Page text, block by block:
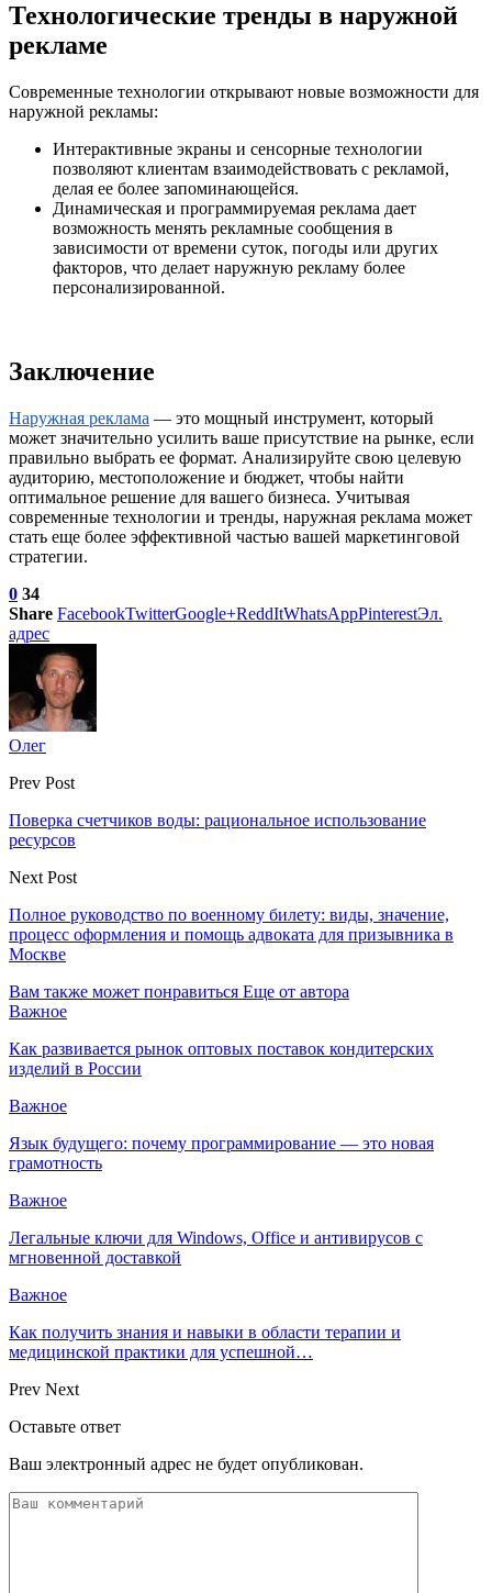
Технологические тренды в наружной
рекламе
Современные технологии открывают новые возможности для
наружной рекламы:
Интерактивные экраны и сенсорные технологии
позволяют клиентам взаимодействовать с рекламой,
делая ее более запоминающейся.
Динамическая и программируемая реклама дает
возможность менять рекламные сообщения в
зависимости от времени суток, погоды или других
факторов, что делает наружную рекламу более
персонализированной.
Заключение
Наружная реклама — это мощный инструмент, который
может значительно усилить ваше присутствие на рынке, если
правильно выбрать ее формат. Анализируйте свою целевую
аудиторию, местоположение и бюджет, чтобы найти
оптимальное решение для вашего бизнеса. Учитывая
современные технологии и тренды, наружная реклама может
стать еще более эффективной частью вашей маркетинговой
стратегии.
0 34
Share FacebookTwitterGoogle+ReddItWhatsAppPinterestЭл.
адрес
Олег
Prev Post
Поверка счетчиков воды: рациональное использование
ресурсов
Next Post
Полное руководство по военному билету: виды, значение,
процесс оформления и помощь адвоката для призывника в
Москве
Вам также может понравиться Еще от автора
Важное
Как развивается рынок оптовых поставок кондитерских
изделий в России
Важное
Язык будущего: почему программирование — это новая
грамотность
Важное
Легальные ключи для Windows, Office и антивирусов с
мгновенной доставкой
Важное
Как получить знания и навыки в области терапии и
медицинской практики для успешной…
Prev Next
Оставьте ответ
Ваш электронный адрес не будет опубликован.